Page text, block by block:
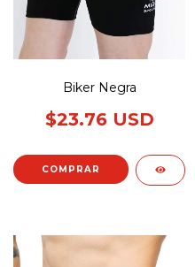
Biker Negra
$23.76 USD
COMPRAR